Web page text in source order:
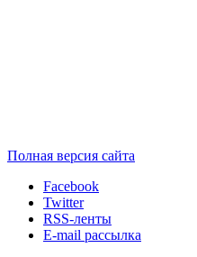
Полная версия сайта
Facebook
Twitter
RSS-ленты
E-mail рассылка